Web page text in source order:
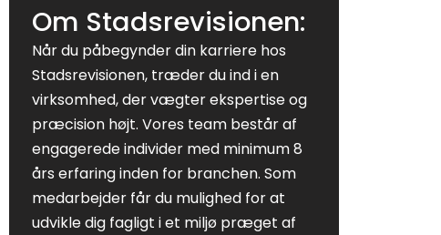
Om Stadsrevisionen:
Når du påbegynder din karriere hos
Stadsrevisionen, træder du ind i en
virksomhed, der vægter ekspertise og
præcision højt. Vores team består af
engagerede individer med minimum 8
års erfaring inden for branchen. Som
medarbejder får du mulighed for at
udvikle dig fagligt i et miljø præget af